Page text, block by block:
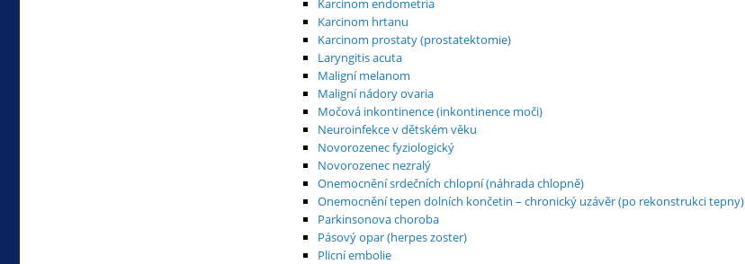
Karcinom endometria
Karcinom hrtanu
Karcinom prostaty (prostatektomie)
Laryngitis acuta
Maligní melanom
Maligní nádory ovaria
Močová inkontinence (inkontinence moči)
Neuroinfekce v dětském věku
Novorozenec fyziologický
Novorozenec nezralý
Onemocnění srdečních chlopní (náhrada chlopně)
Onemocnění tepen dolních končetin – chronický uzávěr (po rekonstrukci tepny)
Parkinsonova choroba
Pásový opar (herpes zoster)
Plicní embolie